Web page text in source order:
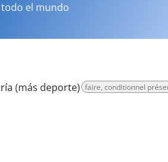
todo el mundo
(más deporte) faire, conditionnel